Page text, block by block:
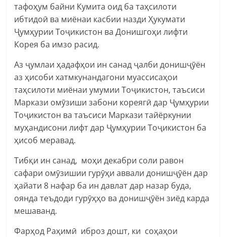
тафоҳум байни Кумита оид ба таҳсилоти
ибтидоӣ ва миёнаи касбии назди Ҳукумати
Ҷумҳурии Тоҷикистон ва Донишгоҳи лифти
Корея ба имзо расид.
Аз ҷумлаи ҳадафҳои ин санад ҷалби донишҷӯён
аз ҳисоби хатмкунандагони муассисаҳои
таҳсилоти миёнаи умумии Тоҷикистон, таъсиси
Маркази омӯзиши забони кореягӣ дар Ҷумҳурии
Тоҷикистон ва таъсиси Маркази тайёркунии
муҳандисони лифт дар Ҷумҳурии Тоҷикистон ба
ҳисоб меравад.
Тибқи ин санад, моҳи декабри соли равон
сафари омӯзишии гурӯҳи аввали донишҷӯён дар
ҳайати 8 нафар ба ин давлат дар назар буда,
оянда теъдоди гурӯҳҳо ва донишҷӯён зиёд карда
мешаванд.
Фарҳод Раҳимӣ иброз дошт, ки соҳаҳои